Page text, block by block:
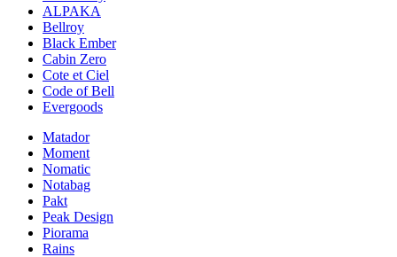
ALPAKA
Bellroy
Black Ember
Cabin Zero
Cote et Ciel
Code of Bell
Evergoods
Matador
Moment
Nomatic
Notabag
Pakt
Peak Design
Piorama
Rains